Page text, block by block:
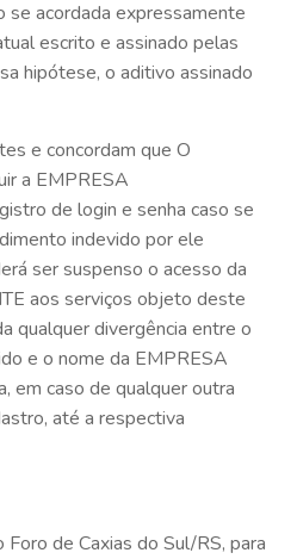
se acordada expressamente
escrito e assinado pelas
hipótese, o aditivo assinado
e concordam que O
a EMPRESA
de login e senha caso se
indevido por ele
ser suspenso o acesso da
aos serviços objeto deste
qualquer divergência entre o
e o nome da EMPRESA
em caso de qualquer outra
até a respectiva
de Caxias do Sul/RS, para